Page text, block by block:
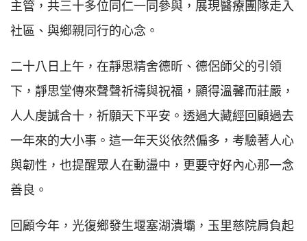
主管，共三十多位同仁一同參與，展現醫療團隊走入
社區、與鄉親同行的心念。
二十八日上午，在靜思精舍德昕、德侶師父的引領
下，靜思堂傳來聲聲祈禱與祝福，顯得溫馨而莊嚴，
人人虔誠合十，祈願天下平安。透過大藏經回顧過去
一年來的大小事。這一年天災依然偏多，考驗著人心
與韌性，也提醒眾人在動盪中，更要守好內心那一念
善良。
回顧今年，光復鄉發生堰塞湖潰壩，玉里慈院肩負起